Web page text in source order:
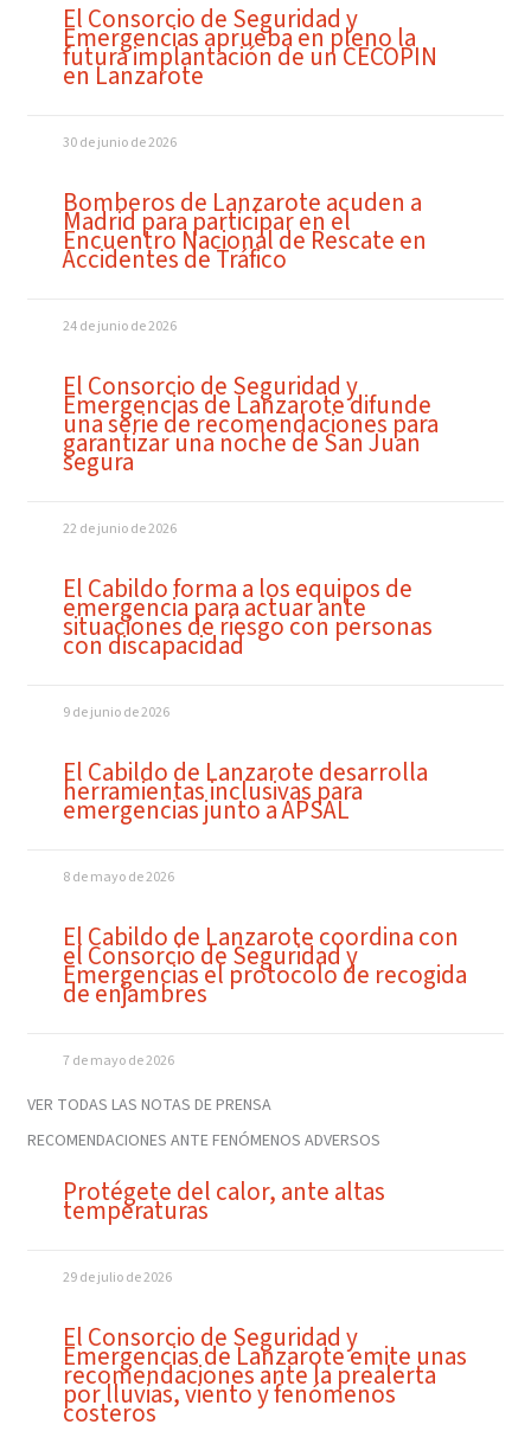
El Consorcio de Seguridad y
Emergencias aprueba en pleno la
futura implantación de un CECOPIN
en Lanzarote
30 de junio de 2026
Bomberos de Lanzarote acuden a
Madrid para participar en el
Encuentro Nacional de Rescate en
Accidentes de Tráfico
24 de junio de 2026
El Consorcio de Seguridad y
Emergencias de Lanzarote difunde
una serie de recomendaciones para
garantizar una noche de San Juan
segura
22 de junio de 2026
El Cabildo forma a los equipos de
emergencia para actuar ante
situaciones de riesgo con personas
con discapacidad
9 de junio de 2026
El Cabildo de Lanzarote desarrolla
herramientas inclusivas para
emergencias junto a APSAL
8 de mayo de 2026
El Cabildo de Lanzarote coordina con
el Consorcio de Seguridad y
Emergencias el protocolo de recogida
de enjambres
7 de mayo de 2026
VER TODAS LAS NOTAS DE PRENSA
RECOMENDACIONES ANTE FENÓMENOS ADVERSOS
Protégete del calor, ante altas
temperaturas
29 de julio de 2026
El Consorcio de Seguridad y
Emergencias de Lanzarote emite unas
recomendaciones ante la prealerta
por lluvias, viento y fenómenos
costeros